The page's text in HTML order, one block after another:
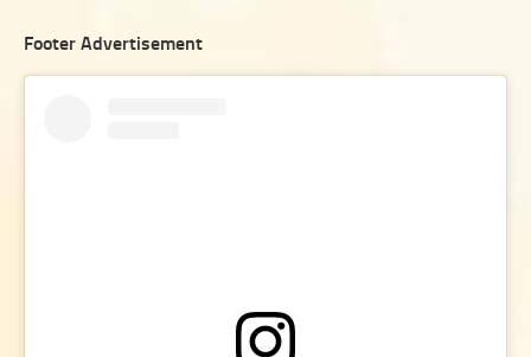
Footer Advertisement